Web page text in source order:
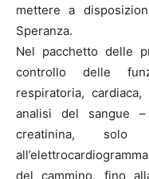
mettere a
Speranza.
Nel pacchetto delle
controllo delle
respiratoria,
analisi del sangue –
creatinina,
del cammino, fino